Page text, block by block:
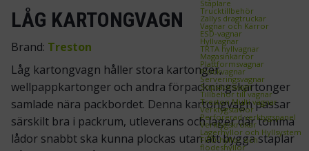
Staplare
Trucktillbehör
Zallys dragtruckar
Vagnar och Kärror
ESD‑vagnar
Hyllvagnar
TRTA hyllvagnar
Magasinkärror
Plattformsvagnar
Plockvagnar
Serveringsvagnar
Sopsäcksvagn
Tillbehör till vagnar
Treston Multi vagnar
Verktygstavlor
Perforerad verktygspanel
Verktygskrokar
Lagerhyllor och Hyllsystem
FIFO‑hyllor och
flödeshyllor
LÅG KARTONGVAGN
Brand: Treston
Låg kartongvagn håller stora kartonger,
wellpappkartonger och andra förpackningskartonger
samlade nära packbordet. Denna kartongvagn passar
särskilt bra i packrum, utleverans och lager där tomma
lådor snabbt ska kunna plockas utan att bygga staplar